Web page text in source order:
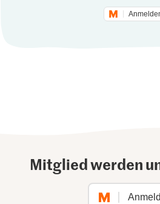
Mitglied werden